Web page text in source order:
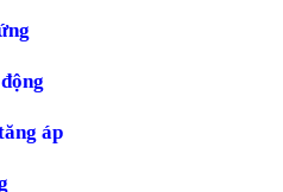
áp